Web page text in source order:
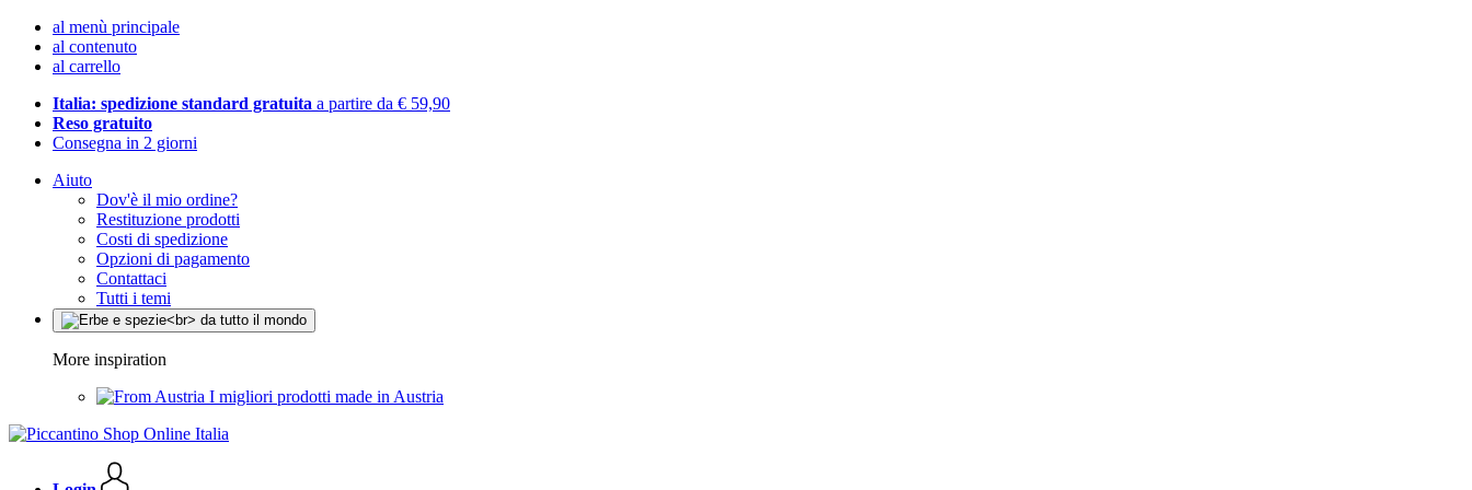
al menù principale
al contenuto
al carrello
Italia: spedizione standard gratuita a partire da € 59,90
Reso gratuito
Consegna in 2 giorni
Aiuto
Dov'è il mio ordine?
Restituzione prodotti
Costi di spedizione
Opzioni di pagamento
Contattaci
Tutti i temi
More inspiration
I migliori prodotti made in Austria